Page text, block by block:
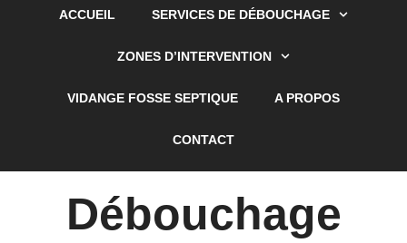
ACCUEIL SERVICES DE DÉBOUCHAGE
ZONES D’INTERVENTION
VIDANGE FOSSE SEPTIQUE A PROPOS
CONTACT
Débouchage